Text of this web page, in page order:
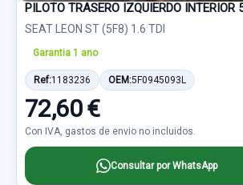
PILOTO TRASERO IZQUIERDO INTERIOR
SEAT LEON ST (5F8) 1.6 TDI
Garantia 1 ano
Ref:1183236 OEM:5F0945093L
72,60 €
Con IVA, gastos de envio no incluidos.
Consultar por WhatsApp